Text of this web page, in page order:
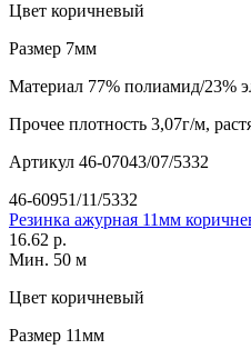
Цвет коричневый
Размер 7мм
Материал 77% полиамид/23%
Прочее плотность 3,07г/м,
Артикул 46-07043/07/5332
46-60951/11/5332
Резинка ажурная 11мм
16.62 р.
Мин. 50 м
Цвет коричневый
Размер 11мм